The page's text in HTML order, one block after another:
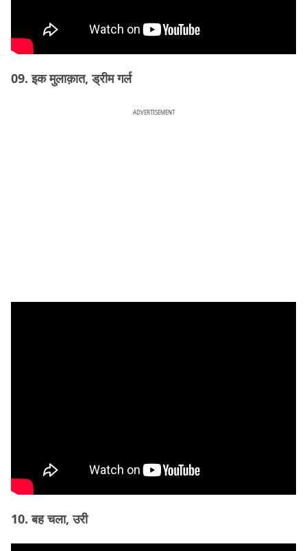
09. इक मुलाक़ात, ड्रीम गर्ल
ADVERTISEMENT
10. बह चला, उरी